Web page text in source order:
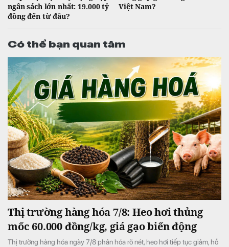
ngân sách lớn nhất: 19.000 tỷ
đồng đến từ đâu?
Việt Nam?
Có thể bạn quan tâm
Thị trường hàng hóa 7/8: Heo hơi thủng
mốc 60.000 đồng/kg, giá gạo biến động
Thị trường hàng hóa ngày 7/8 phân hóa rõ nét, heo hơi tiếp tục giảm, hồ